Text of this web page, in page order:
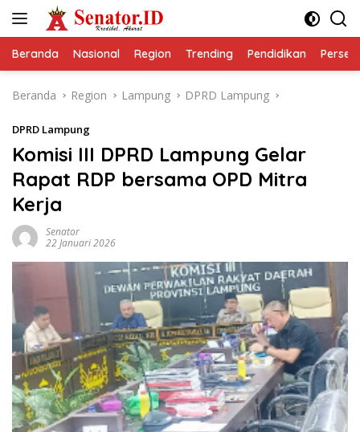
Beranda Nasional Region Trending Pendidikan
Beranda Region Lampung DPRD Lampung
DPRD Lampung
Komisi III DPRD Lampung Gelar
Rapat RDP bersama OPD Mitra
Kerja
Senator
22 Januari 2026